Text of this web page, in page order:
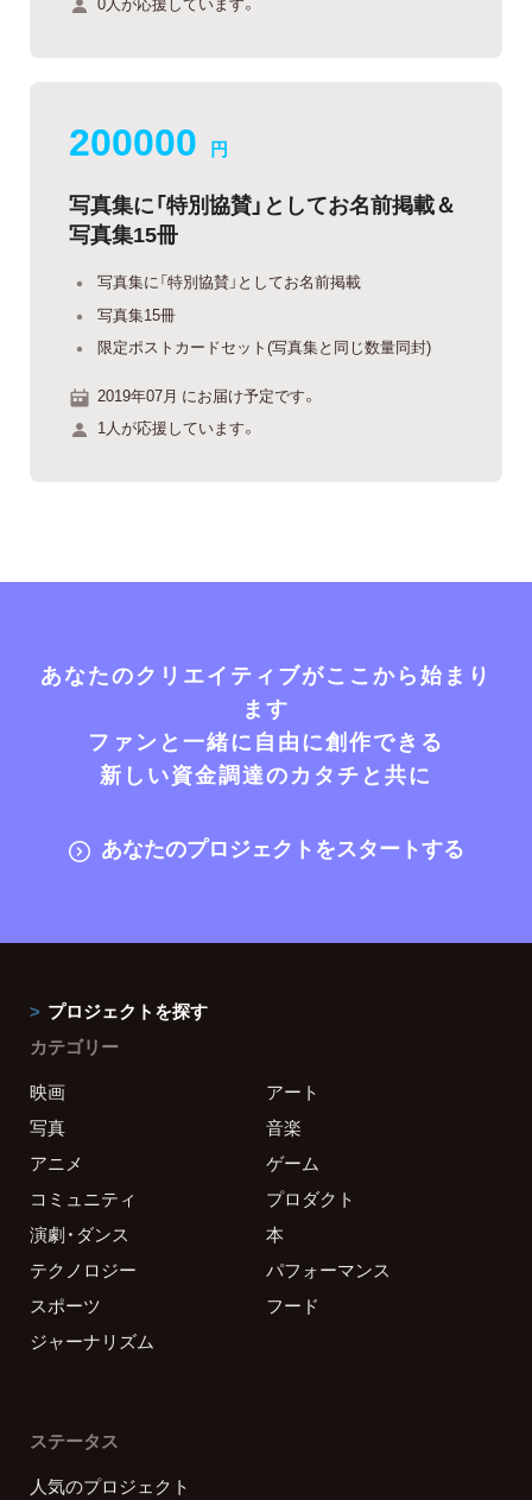
200000 円
写真集に「特別協賛」としてお名前掲載＆
写真集15冊
写真集に「特別協賛」としてお名前掲載
写真集15冊
限定ポストカードセット(写真集と同じ数量同封)
2019年07月 にお届け予定です。
1人が応援しています。
あなたのクリエイティブがここから始まり
ます
ファンと一緒に自由に創作できる
新しい資金調達のカタチと共に
あなたのプロジェクトをスタートする
プロジェクトを探す
カテゴリー
映画
アート
写真
音楽
アニメ
ゲーム
コミュニティ
プロダクト
演劇・ダンス
本
テクノロジー
パフォーマンス
スポーツ
フード
ジャーナリズム
ステータス
人気のプロジェクト